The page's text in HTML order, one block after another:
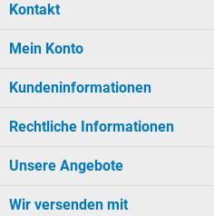
Kontakt
Mein Konto
Kundeninformationen
Rechtliche Informationen
Unsere Angebote
Wir versenden mit